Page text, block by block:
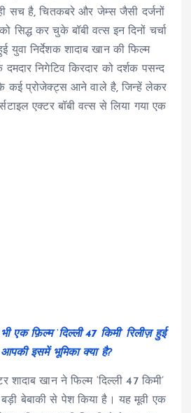
सच है, चितकबरे और जेम्स जैसी दर्जनों
सिद्ध कर चुके बॉबी वत्स इन दिनों चर्चा
युवा निर्देशक शादाब खान की फिल्म
दमदार निगेटिव किरदार को दर्शक पसन्द
कई प्रोजेक्ट्स आने वाले है, जिन्हें लेकर
एक्टर बॉबी वत्स से लिया गया एक
फ़िल्म ‘दिल्ली 47 किमी’ रिलीज़ हुई
इसमें भूमिका क्या है?
शादाब खान ने फिल्म ‘दिल्ली 47 किमी’
बेबाकी से पेश किया है। यह मूवी एक